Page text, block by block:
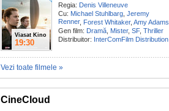
Viasat Kino
19:30
Regia: Denis Villeneuve
Cu: Michael Stuhlbarg Jeremy
Renner, Forest Whitaker, Amy Adams
Gen film: Dramă Mister, SF, Thriller
Distribuitor: InterComFilm Distribution
Vezi toate filmele »
CineCloud